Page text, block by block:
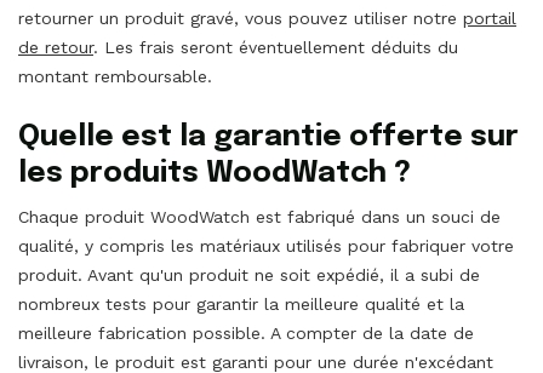
retourner un produit gravé, vous pouvez utiliser notre portail
de retour. Les frais seront éventuellement déduits du
montant remboursable.
Quelle est la garantie offerte sur
les produits WoodWatch ?
Chaque produit WoodWatch est fabriqué dans un souci de
qualité, y compris les matériaux utilisés pour fabriquer votre
produit. Avant qu'un produit ne soit expédié, il a subi de
nombreux tests pour garantir la meilleure qualité et la
meilleure fabrication possible. A compter de la date de
livraison, le produit est garanti pour une durée n'excédant